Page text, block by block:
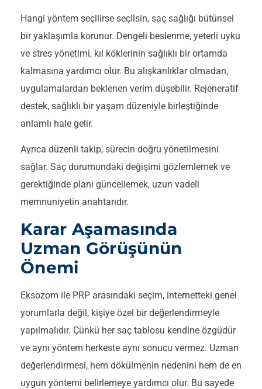
Hangi yöntem seçilirse seçilsin, saç sağlığı bütünsel
bir yaklaşımla korunur. Dengeli beslenme, yeterli uyku
ve stres yönetimi, kıl köklerinin sağlıklı bir ortamda
kalmasına yardımcı olur. Bu alışkanlıklar olmadan,
uygulamalardan beklenen verim düşebilir. Rejeneratif
destek, sağlıklı bir yaşam düzeniyle birleştiğinde
anlamlı hale gelir.
Ayrıca düzenli takip, sürecin doğru yönetilmesini
sağlar. Saç durumundaki değişimi gözlemlemek ve
gerektiğinde planı güncellemek, uzun vadeli
memnuniyetin anahtarıdır.
Karar Aşamasında
Uzman Görüşünün
Önemi
Eksozom ile PRP arasındaki seçim, internetteki genel
yorumlarla değil, kişiye özel bir değerlendirmeyle
yapılmalıdır. Çünkü her saç tablosu kendine özgüdür
ve aynı yöntem herkeste aynı sonucu vermez. Uzman
değerlendirmesi, hem dökülmenin nedenini hem de en
uygun yöntemi belirlemeye yardımcı olur. Bu sayede